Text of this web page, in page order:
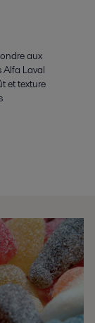
aux
Alfa Laval
et texture